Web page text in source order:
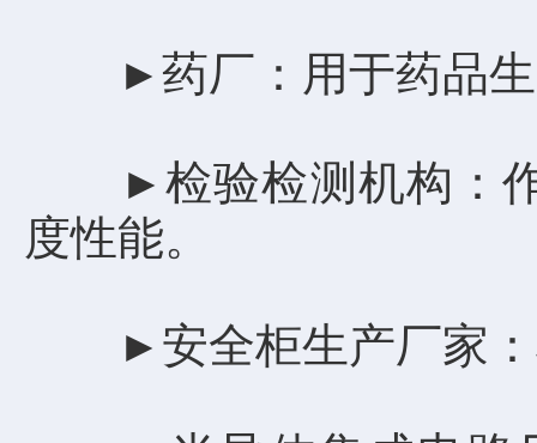
►药厂：用于药品
► 检验检测机构：
度性能。
► 安全柜生产厂家